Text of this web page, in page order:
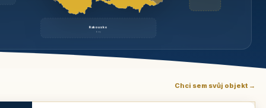
Rakousko
brzy
Chci sem svůj objekt →